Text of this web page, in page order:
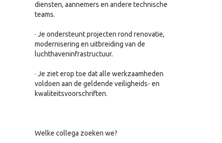
diensten, aannemers en andere technische
teams.
· Je ondersteunt projecten rond renovatie,
modernisering en uitbreiding van de
luchthaveninfrastructuur.
· Je ziet erop toe dat alle werkzaamheden
voldoen aan de geldende veiligheids- en
kwaliteitsvoorschriften.
Welke collega zoeken we?